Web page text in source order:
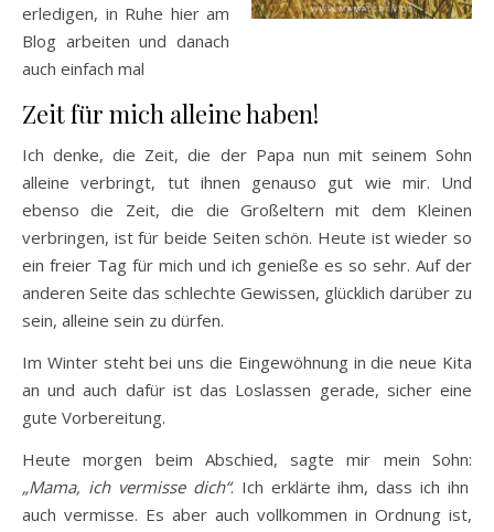
erledigen, in Ruhe hier am
Blog arbeiten und danach
auch einfach mal
Zeit für mich alleine haben!
Ich denke, die Zeit, die der Papa nun mit seinem Sohn
alleine verbringt, tut ihnen genauso gut wie mir. Und
ebenso die Zeit, die die Großeltern mit dem Kleinen
verbringen, ist für beide Seiten schön. Heute ist wieder so
ein freier Tag für mich und ich genieße es so sehr. Auf der
anderen Seite das schlechte Gewissen, glücklich darüber zu
sein, alleine sein zu dürfen.
Im Winter steht bei uns die Eingewöhnung in die neue Kita
an und auch dafür ist das Loslassen gerade, sicher eine
gute Vorbereitung.
Heute morgen beim Abschied, sagte mir mein Sohn:
„Mama, ich vermisse dich“. Ich erklärte ihm, dass ich ihn
auch vermisse. Es aber auch vollkommen in Ordnung ist,